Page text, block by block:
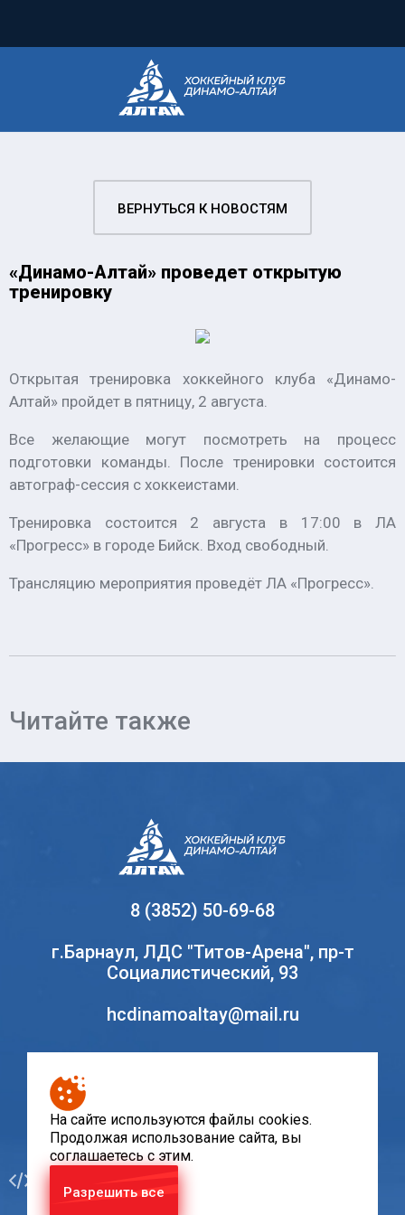
ВЕРНУТЬСЯ К НОВОСТЯМ
«Динамо-Алтай» проведет открытую
тренировку
Открытая тренировка хоккейного клуба «Динамо-
Алтай» пройдет в пятницу, 2 августа.
Все желающие могут посмотреть на процесс
подготовки команды. После тренировки состоится
автограф-сессия с хоккеистами.
Тренировка состоится 2 августа в 17:00 в ЛА
«Прогресс» в городе Бийск. Вход свободный.
Трансляцию мероприятия проведёт ЛА «Прогресс».
Читайте также
8 (3852) 50-69-68
г.Барнаул, ЛДС "Титов-Арена", пр-т
Социалистический, 93
hcdinamoaltay@mail.ru
© Хоккейный клуб «Динамо-Алтай», 2010-2020
При использовании материалов сайта, ссылка
на ресурс www.hcda.ru обязательна
Разработка
На сайте используются файлы cookies.
Продолжая использование сайта, вы
соглашаетесь с этим.
Разрешить все